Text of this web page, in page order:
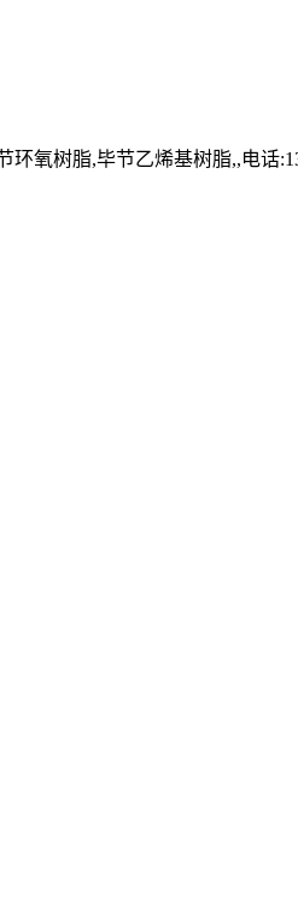
氧树脂,毕节乙烯基树脂,,电话